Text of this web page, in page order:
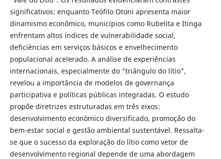
significativos: enquanto Teófilo Otoni apresenta maior
dinamismo econômico, municípios como Rubelita e Itinga
enfrentam altos índices de vulnerabilidade social,
deficiências em serviços básicos e envelhecimento
populacional acelerado. A análise de experiências
internacionais, especialmente do "triângulo do lítio",
revelou a importância de modelos de governança
participativa e políticas públicas integradas. O estudo
propõe diretrizes estruturadas em três eixos:
desenvolvimento econômico diversificado, promoção do
bem-estar social e gestão ambiental sustentável. Ressalta-
se que o sucesso da exploração do lítio como vetor de
desenvolvimento regional depende de uma abordagem